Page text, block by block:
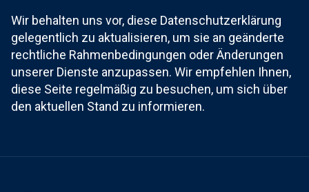
Wir behalten uns vor, diese Datenschutzerklärung
gelegentlich zu aktualisieren, um sie an geänderte
rechtliche Rahmenbedingungen oder Änderungen
unserer Dienste anzupassen. Wir empfehlen Ihnen,
diese Seite regelmäßig zu besuchen, um sich über
den aktuellen Stand zu informieren.